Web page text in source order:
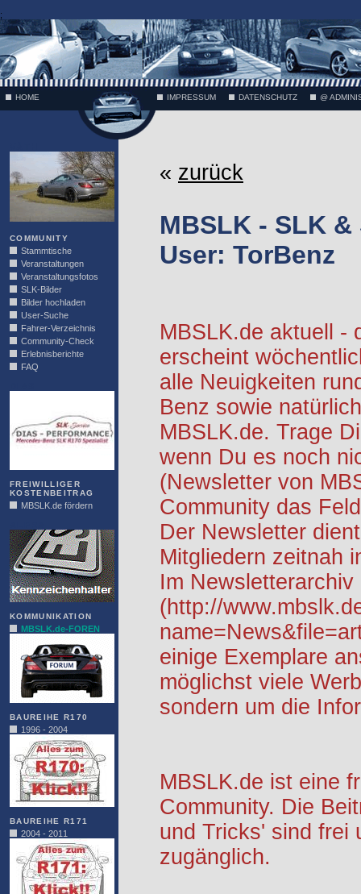
;
HOME IMPRESSUM DATENSCHUTZ @
COMMUNITY
Stammtische
Veranstaltungen
Veranstaltungsfotos
SLK-Bilder
Bilder hochladen
User-Suche
Fahrer-Verzeichnis
Community-Check
Erlebnisberichte
FAQ
FREIWILLIGER
KOSTENBEITRAG
MBSLK.de fördern
KOMMUNIKATION
MBSLK.de-FOREN
BAUREIHE R170
1996 - 2004
BAUREIHE R171
2004 - 2011
« zurück
MBSLK - SLK
User: TorBenz
MBSLK.de aktuell -
erscheint
alle Neuigkeiten
Benz sowie
MBSLK.de. Trage
wenn Du es noch
(Newsletter von
Community das
Der Newsletter
Mitgliedern zeitnah
Im Newsletterarchiv
(http://
einige Exemplare
möglichst viele
sondern um die
MBSLK.de ist eine
Community. Die
und Tricks' sind frei
zugänglich.